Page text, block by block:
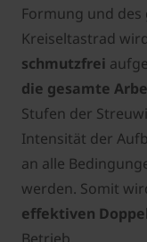
Formung und
Kreiseltastrad
schmutzfrei
die gesamte
Stufen der
Intensität der
an alle
werden. Somit
effektiven